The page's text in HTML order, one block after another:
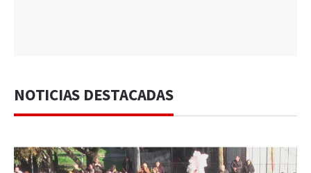
NOTICIAS DESTACADAS